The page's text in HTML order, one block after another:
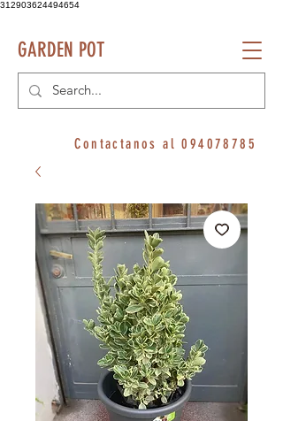
312903624494654
GARDEN POT
Contactanos al094078785